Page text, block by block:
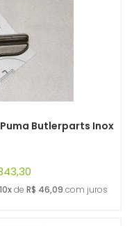
Butlerparts Inox
10xde R$ 46,09 com juros